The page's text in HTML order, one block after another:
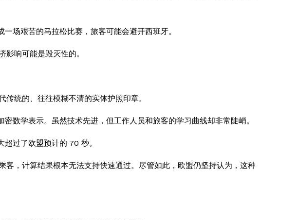
场艰苦的马拉松比赛，旅客可能会避开西班牙。
响可能是毁灭性的。
统的、往往模糊不清的实体护照印章。
数学表示。虽然技术先进，但工作人员和旅客的学习曲线却非常陡峭。
过了欧盟预计的 70 秒。
，计算结果根本无法支持快速通过。尽管如此，欧盟仍坚持认为，这种